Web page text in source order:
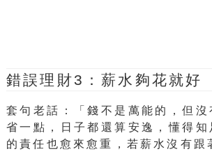
錯誤理財3 ：薪水夠花就好
套句老話：「錢不是萬能的，但
省一點，日子都還算安逸，懂得
的責任也愈來愈重，若薪水沒有跟